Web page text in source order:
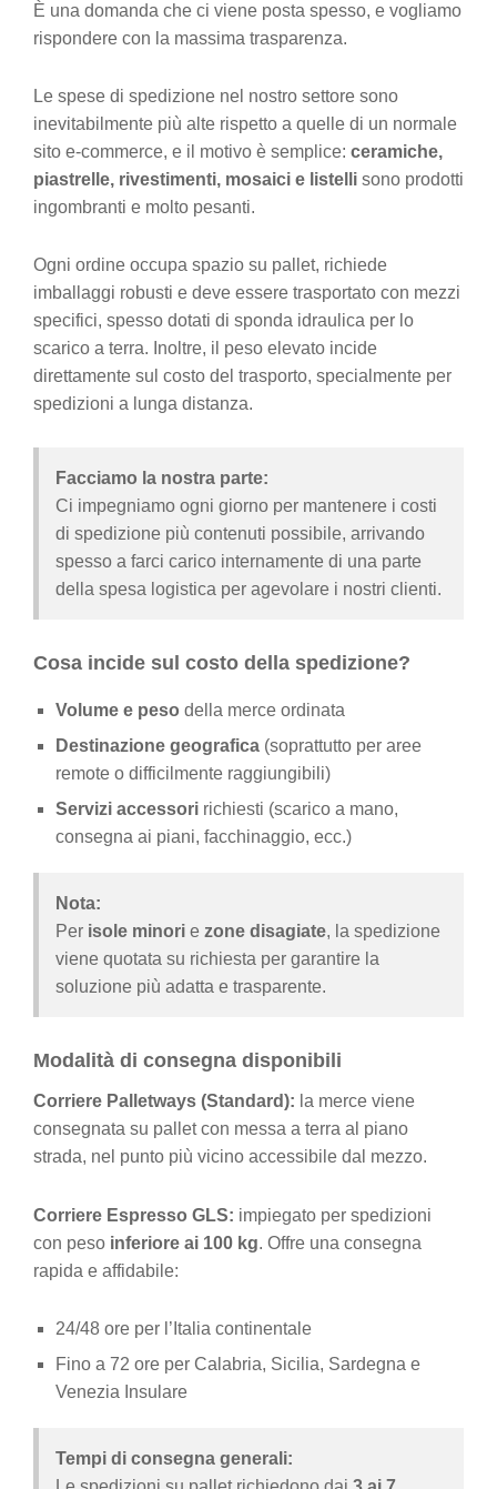
È una domanda che ci viene posta spesso, e vogliamo
rispondere con la massima trasparenza.
Le spese di spedizione nel nostro settore sono
inevitabilmente più alte rispetto a quelle di un normale
sito e-commerce, e il motivo è semplice: ceramiche,
piastrelle, rivestimenti, mosaici e listelli sono prodotti
ingombranti e molto pesanti.
Ogni ordine occupa spazio su pallet, richiede
imballaggi robusti e deve essere trasportato con mezzi
specifici, spesso dotati di sponda idraulica per lo
scarico a terra. Inoltre, il peso elevato incide
direttamente sul costo del trasporto, specialmente per
spedizioni a lunga distanza.
Facciamo la nostra parte:
Ci impegniamo ogni giorno per mantenere i costi
di spedizione più contenuti possibile, arrivando
spesso a farci carico internamente di una parte
della spesa logistica per agevolare i nostri clienti.
Cosa incide sul costo della spedizione?
Volume e peso della merce ordinata
Destinazione geografica (soprattutto per aree
remote o difficilmente raggiungibili)
Servizi accessori richiesti (scarico a mano,
consegna ai piani, facchinaggio, ecc.)
Nota:
Per isole minori e zone disagiate, la spedizione
viene quotata su richiesta per garantire la
soluzione più adatta e trasparente.
Modalità di consegna disponibili
Corriere Palletways (Standard): la merce viene
consegnata su pallet con messa a terra al piano
strada, nel punto più vicino accessibile dal mezzo.
Corriere Espresso GLS: impiegato per spedizioni
con peso inferiore ai 100 kg. Offre una consegna
rapida e affidabile:
24/48 ore per l’Italia continentale
Fino a 72 ore per Calabria, Sicilia, Sardegna e
Venezia Insulare
Tempi di consegna generali: